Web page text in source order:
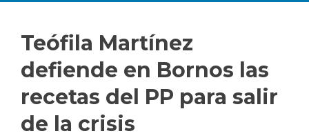
Teófila Martínez
defiende en Bornos las
recetas del PP para salir
de la crisis